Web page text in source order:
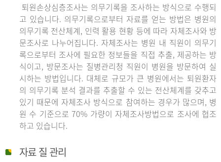
퇴원손상심층조사는 의무기록을 조사하는 방식으로 수행되
고 있습니다. 의무기록으로부터 자료를 얻는 방법은 병원의
의무기록 전산체계, 인력 활용 현황 등에 따라 자체조사와 방
문조사로 나누어집니다. 자체조사는 병원 내 직원이 의무기
록으로부터 조사에 필요한 정보들을 직접 추출, 제공하는 방
식이고, 방문조사는 질병관리청 직원이 병원을 방문하여 실
시하는 방법입니다. 대체로 규모가 큰 병원에서는 퇴원환자
의 의무기록 분석 결과를 추출할 수 있는 전산체계를 갖추고
있기 때문에 자체조사 방식으로 참여하는 경우가 많으며, 병
원 수 기준으로 70% 가량이 자체조사방법으로 조사에 협조
하고 있습니다.
자료 질 관리